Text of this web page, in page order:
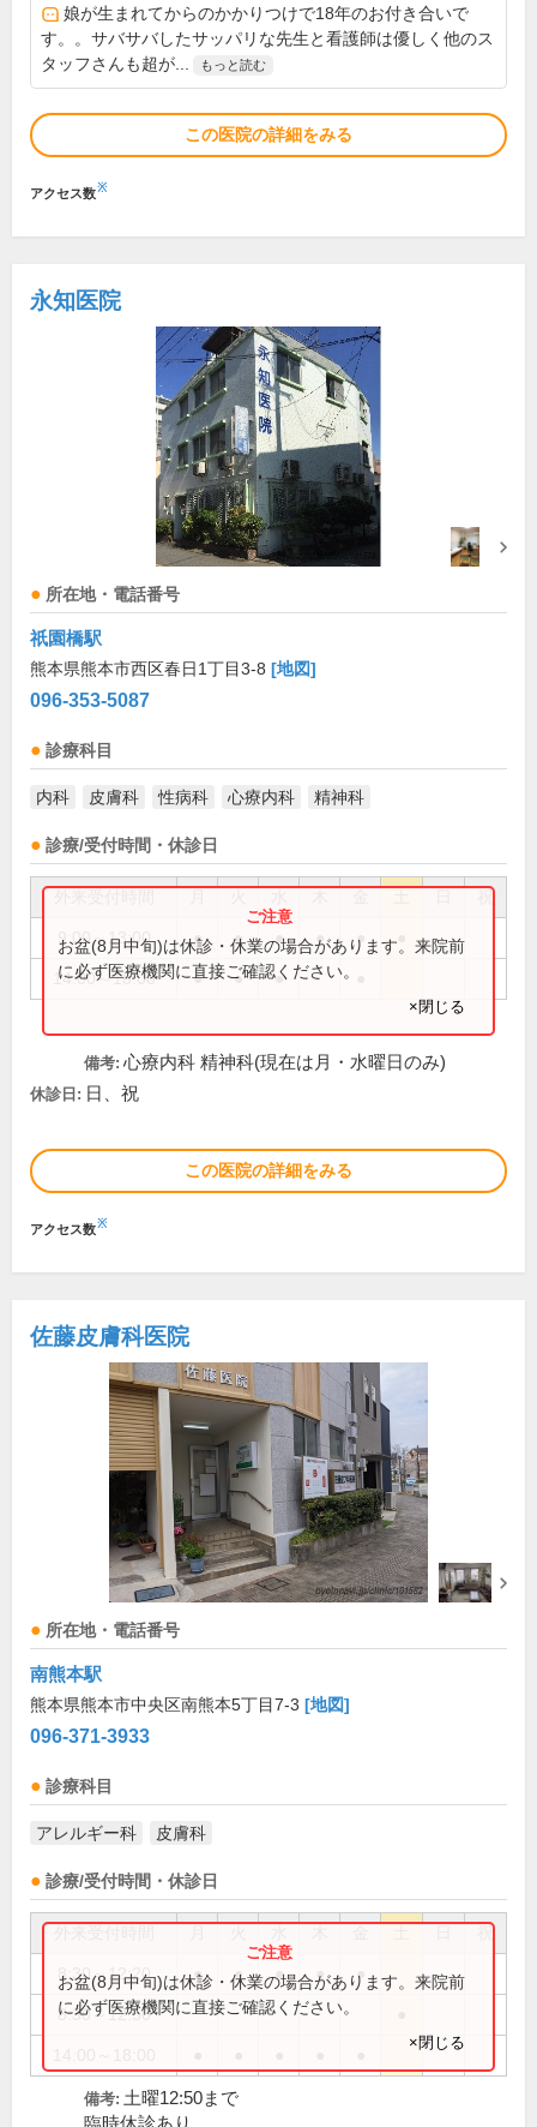
娘が生まれてからのかかりつけで18年のお付き合いで
す。。サバサバしたサッパリな先生と看護師は優しく他のス
タッフさんも超が...
もっと読む
この医院の詳細をみる
アクセス数※
永知医院
所在地・電話番号
祇園橋駅
熊本県熊本市西区春日1丁目3-8 [地図]
096-353-5087
診療科目
内科 皮膚科 性病科 心療内科 精神科
診療/受付時間・休診日
祝
9:00～13:00 ● ● ● ● ●
14:00～18:00 ● ● ●
お盆(8月中旬)は休診・休業の場合があります。来院前
に必ず医療機関に直接ご確認ください。
×閉じる
備考: 心療内科 精神科(現在は月・水曜日のみ)
休診日: 日、祝
この医院の詳細をみる
アクセス数※
佐藤皮膚科医院
所在地・電話番号
南熊本駅
熊本県熊本市中央区南熊本5丁目7-3 [地図]
096-371-3933
診療科目
アレルギー科 皮膚科
診療/受付時間・休診日
祝
8:30～12:20 ● ● ● ● ●
8:30～12:50
お盆(8月中旬)は休診・休業の場合があります。来院前
に必ず医療機関に直接ご確認ください。
×閉じる
備考: 土曜12:50まで